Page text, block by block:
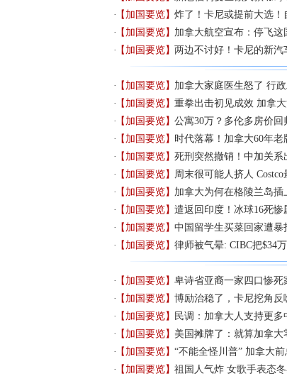
【加国要览】炸了！卡尼或提前大选！
【加国要览】加拿大航空宣布：停飞这
【加国要览】两边不讨好！卡尼的新汽
【加国要览】加拿大家庭医生怒了 行
【加国要览】重拳出击初见成效 加拿
【加国要览】公寓30万？多伦多房价回
【加国要览】时代落幕！加拿大60年
【加国要览】死刑突然撤销！中加关系
【加国要览】周末很可能人挤人
【加国要览】加拿大为何在格陵兰岛插
【加国要览】遣返回印度！冰球16死
【加国要览】中国留学生买菜回家遭暴
【加国要览】律师被气晕: CIBC把$34
【加国要览】卑诗省亚裔一家四口惨
【加国要览】博励治稳了，卡尼挖角反
【加国要览】 民调：加拿大人支持更
【加国要览】美国摊牌了：就算加拿
【加国要览】“不能全怪川普” 加拿大
【加国要览】祖国人气炸 女歌手表态